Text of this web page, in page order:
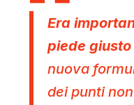
Era
piede giusto
nuova
dei punti